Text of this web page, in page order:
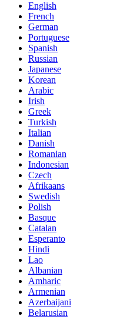
English
French
German
Portuguese
Spanish
Russian
Japanese
Korean
Arabic
Irish
Greek
Turkish
Italian
Danish
Romanian
Indonesian
Czech
Afrikaans
Swedish
Polish
Basque
Catalan
Esperanto
Hindi
Lao
Albanian
Amharic
Armenian
Azerbaijani
Belarusian